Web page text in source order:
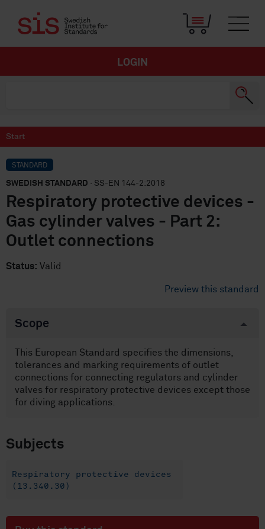
LOGIN
Start
STANDARD
SWEDISH STANDARD · SS-EN 144-2:2018
Respiratory protective devices -
Gas cylinder valves - Part 2:
Outlet connections
Status: Valid
Preview this standard
Scope
This European Standard specifies the dimensions,
tolerances and marking requirements of outlet
connections for connecting regulators and cylinder
valves for respiratory protective devices except those
for diving applications.
Subjects
Respiratory protective devices
(13.340.30)